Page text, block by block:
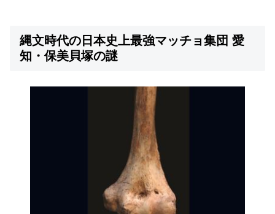
縄文時代の日本史上最強マッチョ集団 愛
知・保美貝塚の謎